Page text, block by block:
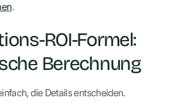
.
ROI-Formel:
Berechnung
die Details entscheiden.